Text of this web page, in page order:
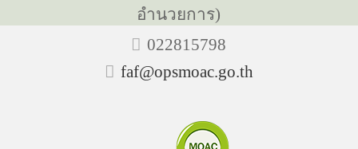
อำนวยการ)
022815798
faf@opsmoac.go.th